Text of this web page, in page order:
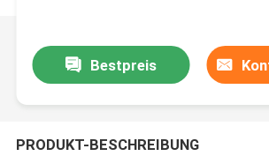
Bestpreis
PRODUKT-BESCHREIBUNG